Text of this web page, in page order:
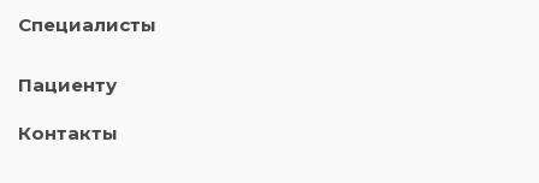
Специалисты
Пациенту
Контакты